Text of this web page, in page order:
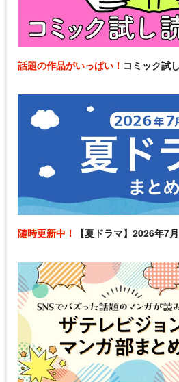
話題の作品がいっぱい！ コミック試
随時更新中！ 【夏ドラマ】2026年7